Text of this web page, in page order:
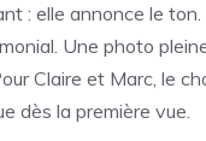
: elle annonce le
Une photo
Claire et Marc, le
dès la première vue.